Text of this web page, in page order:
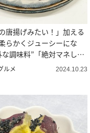
唐揚げみたい！」加える
らかくジューシーにな
な調味料”「絶対マネした
ルメ 2024.10.23